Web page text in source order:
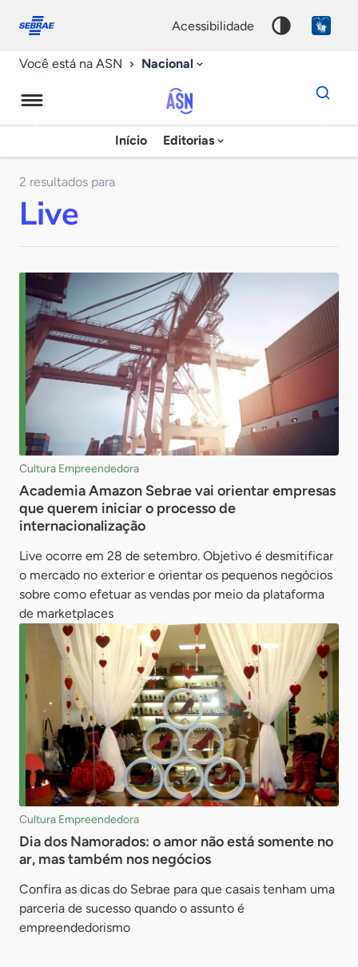
conosco
acessibilidade
Você está na ASN Nacional
Agência
Sebrae
Início Editorias
Dados
para
chave
2 resultados para
Live
Cultura Empreendedora
Academia Amazon Sebrae vai orientar empresas
que querem iniciar o processo de
internacionalização
Live ocorre em 28 de setembro. Objetivo é desmitificar
o mercado no exterior e orientar os pequenos negócios
sobre como efetuar as vendas por meio da plataforma
de marketplaces
Cultura Empreendedora
Dia dos Namorados: o amor não está somente no
ar, mas também nos negócios
Confira as dicas do Sebrae para que casais tenham uma
parceria de sucesso quando o assunto é
empreendedorismo